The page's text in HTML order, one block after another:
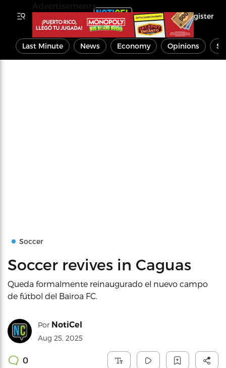
Register
Last Minute News Economy Opinions
Soccer
Soccer revives in Caguas
Queda formalmente reinaugurado el nuevo campo
de fútbol del Bairoa FC.
Por NotiCel
Aug 25, 2025
0
Advertisements